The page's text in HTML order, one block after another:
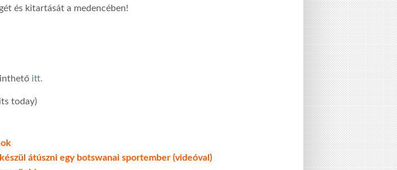
és kitartását a medencében!
itt.
today)
átúszni egy botswanai sportember (videóval)